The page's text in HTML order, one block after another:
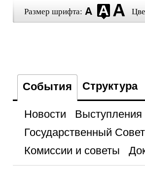
Размер шрифта:
События Структура
Новости
Государственный Совет
Комиссии и советы